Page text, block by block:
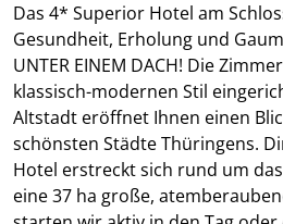
Das 4* Superior Hotel am
Gesundheit, Erholung und
UNTER EINEM DACH! Die
klassisch-modernen Stil
Altstadt eröffnet Ihnen einen
schönsten Städte Thüringens.
Hotel erstreckt sich rund um
eine 37 ha große,